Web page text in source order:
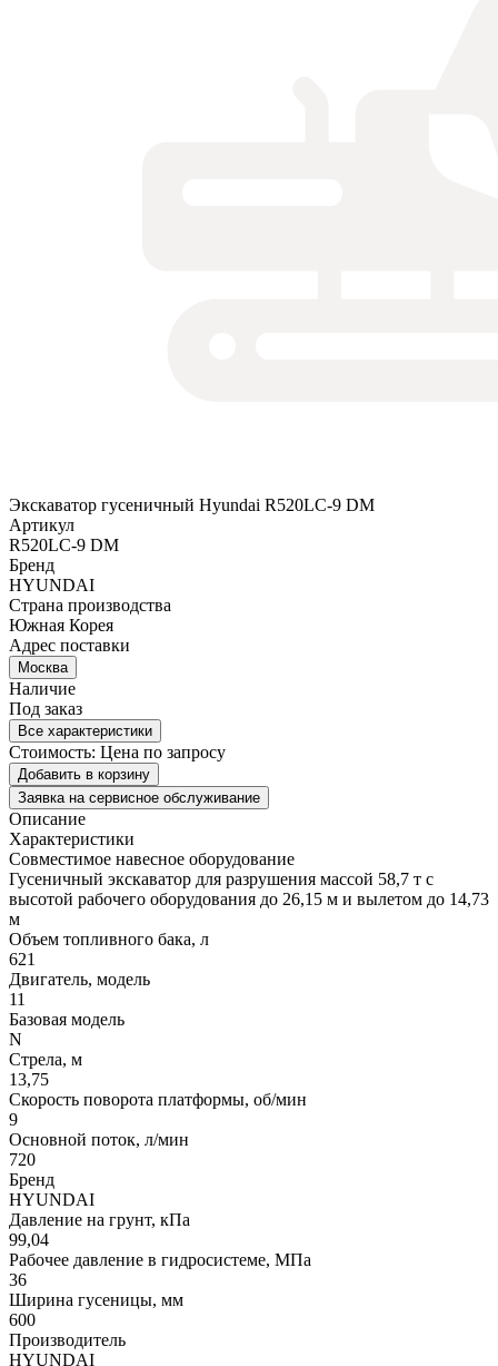
Экскаватор гусеничный Hyundai R520LC-9 DM
Артикул
R520LC-9 DM
Бренд
HYUNDAI
Страна производства
Южная Корея
Адрес поставки
Москва
Наличие
Под заказ
Все характеристики
Стоимость: Цена по запросу
Добавить в корзину
Заявка на сервисное обслуживание
Описание
Характеристики
Совместимое навесное оборудование
Гусеничный экскаватор для разрушения массой 58,7 т с
высотой рабочего оборудования до 26,15 м и вылетом до 14,73
м
Объем топливного бака, л
621
Двигатель, модель
11
Базовая модель
N
Стрела, м
13,75
Скорость поворота платформы, об/мин
9
Основной поток, л/мин
720
Бренд
HYUNDAI
Давление на грунт, кПа
99,04
Рабочее давление в гидросистеме, МПа
36
Ширина гусеницы, мм
600
Производитель
HYUNDAI